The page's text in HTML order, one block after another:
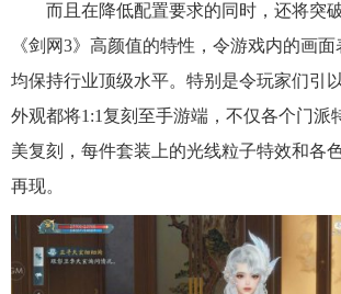
而且在降低配置要求的同时，还将突
《剑网3》高颜值的特性，令游戏内的画
均保持行业顶级水平。特别是令玩家们引
外观都将1:1复刻至手游端，不仅各个门派
美复刻，每件套装上的光线粒子特效和各
再现。